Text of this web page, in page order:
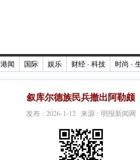
港闻 国际 娱乐 财经 · 科技 时尚 ·
叙库尔德族民兵撤出阿勒颇
发布 : 2026-1-12 来源 : 明报新闻网